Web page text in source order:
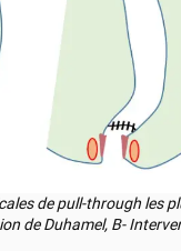
de pull-through les
de Duhamel, B-